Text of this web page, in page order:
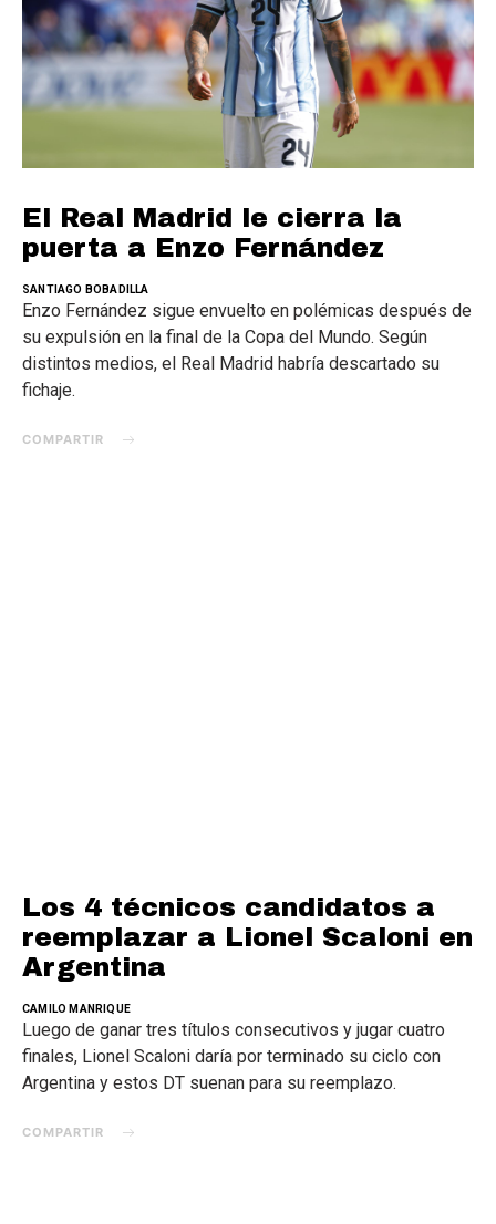
El Real Madrid le cierra la
puerta a Enzo Fernández
SANTIAGO BOBADILLA
Enzo Fernández sigue envuelto en polémicas después de
su expulsión en la final de la Copa del Mundo. Según
distintos medios, el Real Madrid habría descartado su
fichaje.
COMPARTIR
Los 4 técnicos candidatos a
reemplazar a Lionel Scaloni en
Argentina
CAMILO MANRIQUE
Luego de ganar tres títulos consecutivos y jugar cuatro
finales, Lionel Scaloni daría por terminado su ciclo con
Argentina y estos DT suenan para su reemplazo.
COMPARTIR